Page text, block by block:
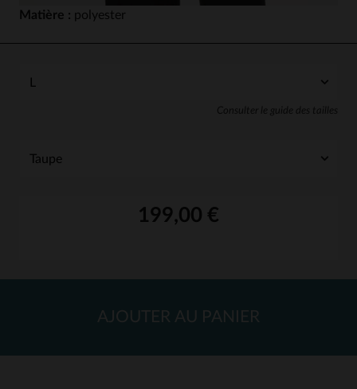
Matière : polyester
Consulter le guide des tailles
199,00 €
AJOUTER AU PANIER